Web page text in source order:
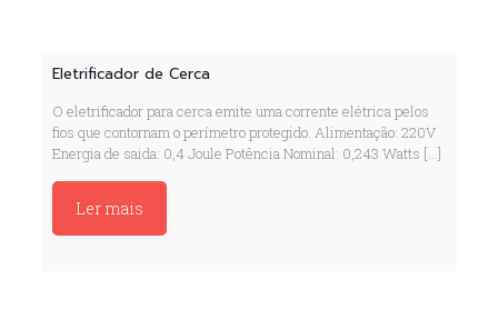
Eletrificador de Cerca
O eletrificador para cerca emite uma corrente elétrica pelos
fios que contornam o perímetro protegido. Alimentação: 220V
Energia de saida: 0,4 Joule Potência Nominal: 0,243 Watts […]
Ler mais